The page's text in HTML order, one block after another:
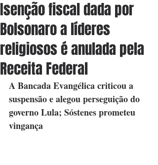
Isenção fiscal dada por
Bolsonaro a líderes
religiosos é anulada pela
Receita Federal
A Bancada Evangélica criticou a
suspensão e alegou perseguição do
governo Lula; Sóstenes prometeu
vingança